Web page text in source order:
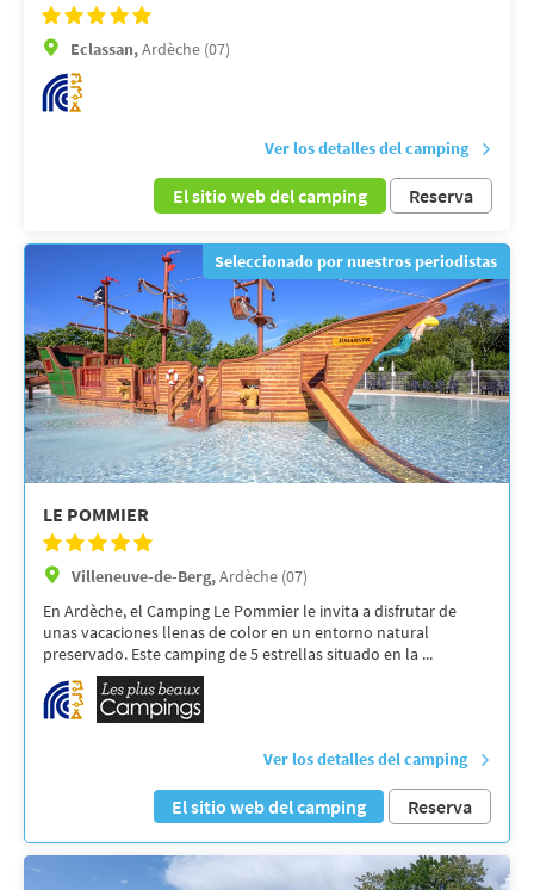
Eclassan,Ardèche (07)
Ver los detalles del camping
El sitio web del camping Reserva
Seleccionado por nuestros periodistas
LE POMMIER
Villeneuve-de-Berg,Ardèche (07)
En Ardèche, el Camping Le Pommier le invita a disfrutar de
unas vacaciones llenas de color en un entorno natural
preservado. Este camping de 5 estrellas situado en la ...
Ver los detalles del camping
El sitio web del camping Reserva